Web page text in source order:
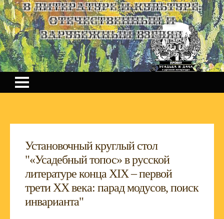
в литературе и культуре:
отечественный и
зарубежный взгляд
Установочный круглый стол
"«Усадебный топос» в русской
литературе конца XIX – первой
трети XX века: парад модусов, поиск
инварианта"